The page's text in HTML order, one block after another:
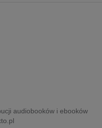
audiobooków i ebooków